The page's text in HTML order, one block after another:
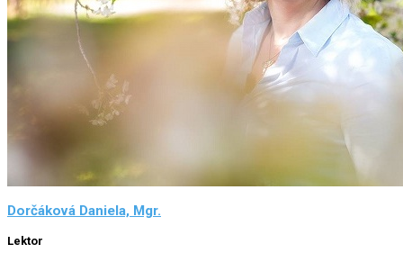
Dorčáková Daniela, Mgr.
Lektor